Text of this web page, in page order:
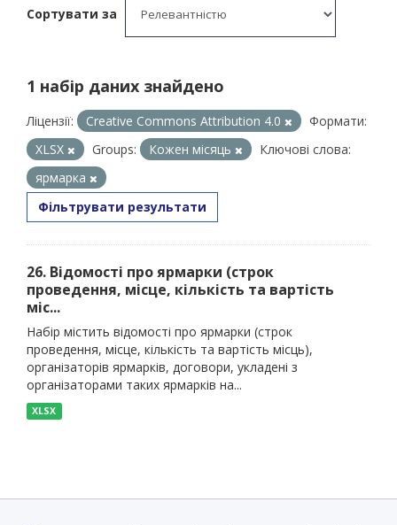
Сортувати за
1 набір даних знайдено
Ліцензії: Creative Commons Attribution 4.0
Формати:
XLSX
Groups: Кожен місяць
Ключові слова:
ярмарка
Фільтрувати результати
26. Відомості про ярмарки (строк
проведення, місце, кількість та вартість
міс...
Набір містить відомості про ярмарки (строк
проведення, місце, кількість та вартість місць),
організаторів ярмарків, договори, укладені з
організаторами таких ярмарків на...
XLSX